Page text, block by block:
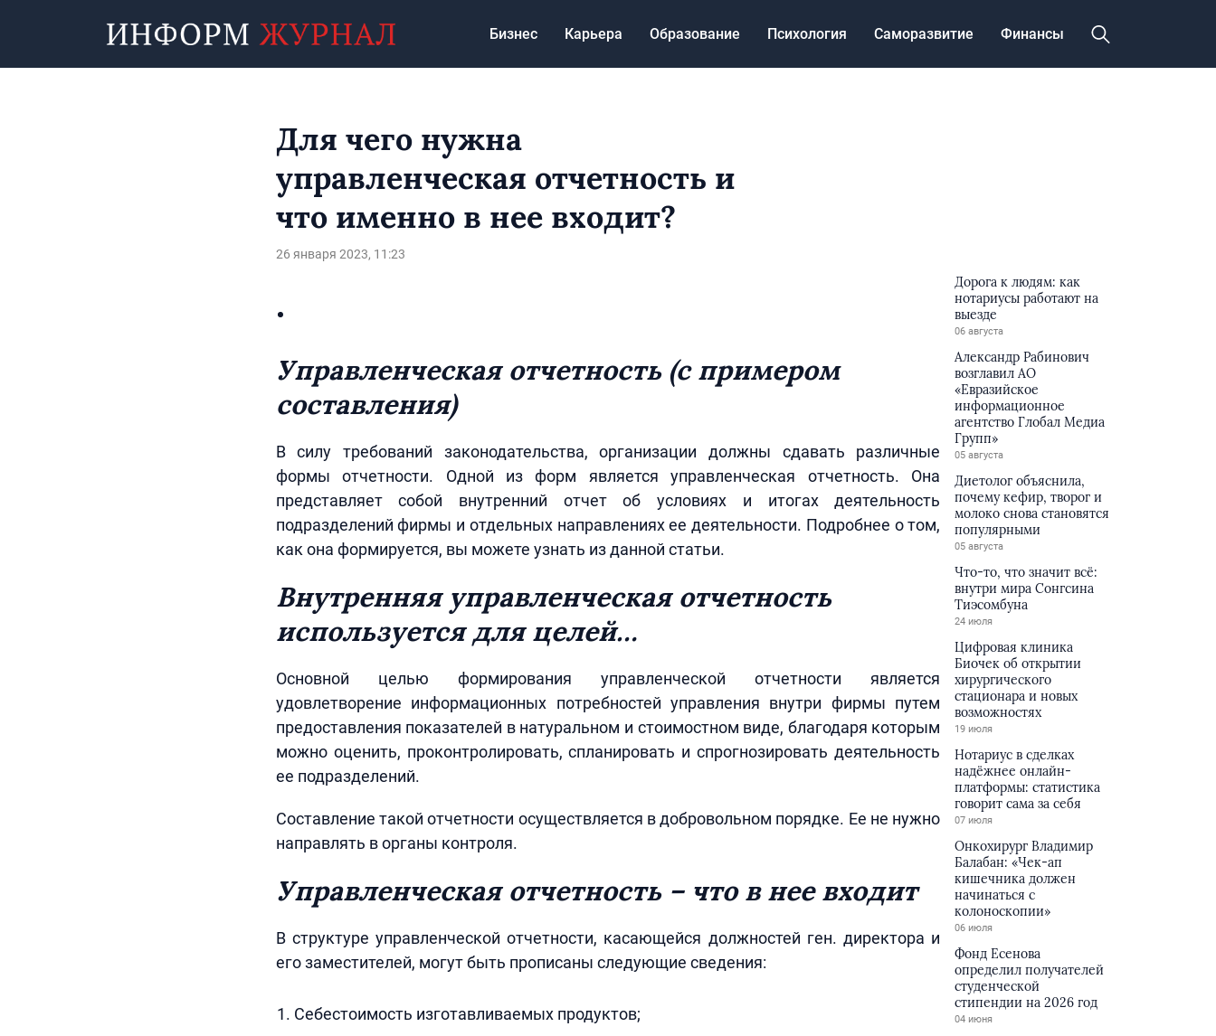
Бизнес Карьера Образование Психология Саморазвитие Финансы
Для чего нужна
управленческая отчетность и
что именно в нее входит?
26 января 2023, 11:23
Управленческая отчетность (с примером
составления)
В силу требований законодательства, организации должны сдавать различные
формы отчетности. Одной из форм является управленческая отчетность. Она
представляет собой внутренний отчет об условиях и итогах деятельность
подразделений фирмы и отдельных направлениях ее деятельности. Подробнее о том,
как она формируется, вы можете узнать из данной статьи.
Внутренняя управленческая отчетность
используется для целей…
Основной целью формирования управленческой отчетности является
удовлетворение информационных потребностей управления внутри фирмы путем
предоставления показателей в натуральном и стоимостном виде, благодаря которым
можно оценить, проконтролировать, спланировать и спрогнозировать деятельность
ее подразделений.
Составление такой отчетности осуществляется в добровольном порядке. Ее не нужно
направлять в органы контроля.
Управленческая отчетность – что в нее входит
В структуре управленческой отчетности, касающейся должностей ген. директора и
его заместителей, могут быть прописаны следующие сведения:
Себестоимость изготавливаемых продуктов;
Дорога к людям: как
нотариусы работают на
выезде
06 августа
Александр Рабинович
возглавил АО
«Евразийское
информационное
агентство Глобал Медиа
Групп»
05 августа
Диетолог объяснила,
почему кефир, творог и
молоко снова становятся
популярными
05 августа
Что-то, что значит всё:
внутри мира Сонгсина
Тиэсомбуна
24 июля
Цифровая клиника
Биочек об открытии
хирургического
стационара и новых
возможностях
19 июля
Нотариус в сделках
надёжнее онлайн-
платформы: статистика
говорит сама за себя
07 июля
Онкохирург Владимир
Балабан: «Чек-ап
кишечника должен
начинаться с
колоноскопии»
06 июля
Фонд Есенова
определил получателей
студенческой
стипендии на 2026 год
04 июня